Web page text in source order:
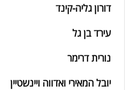
דורון גליה-קינד
עירד בן גל
נורית דרימר
יובל המאירי ואדווה ויינשטיין